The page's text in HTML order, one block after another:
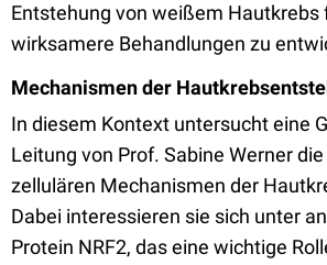
Entstehung von weißem Hautkrebs
wirksamere Behandlungen zu
Mechanismen der
In diesem Kontext untersucht eine
Leitung von Prof. Sabine Werner
zellulären Mechanismen der
Dabei interessieren sie sich unter
Protein NRF2, das eine wichtige